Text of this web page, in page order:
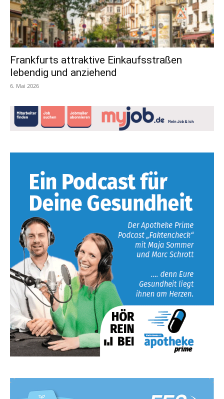
Frankfurts attraktive Einkaufsstraßen
lebendig und anziehend
6. Mai 2026